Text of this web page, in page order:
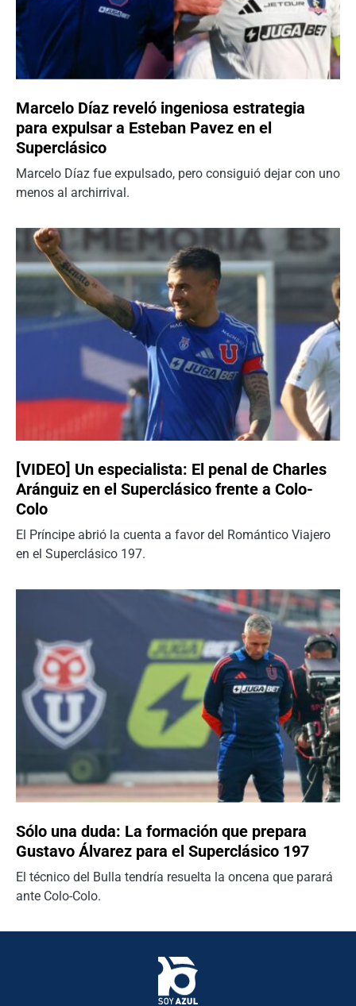
Marcelo Díaz reveló ingeniosa estrategia
para expulsar a Esteban Pavez en el
Superclásico
Marcelo Díaz fue expulsado, pero consiguió dejar con uno
menos al archirrival.
[VIDEO] Un especialista: El penal de Charles
Aránguiz en el Superclásico frente a Colo-
Colo
El Príncipe abrió la cuenta a favor del Romántico Viajero
en el Superclásico 197.
Sólo una duda: La formación que prepara
Gustavo Álvarez para el Superclásico 197
El técnico del Bulla tendría resuelta la oncena que parará
ante Colo-Colo.